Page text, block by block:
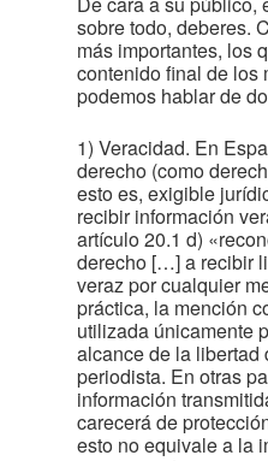
sobre todo, deberes.
más importantes, los
contenido final de los
podemos hablar de
1) Veracidad. En
derecho (como
esto es, exigible
recibir información
artículo 20.1 d)
derecho […] a recibir
veraz por cualquier
práctica, la mención
utilizada únicamente
alcance de la libertad
periodista. En otras
información
carecerá de
esto no equivale a la